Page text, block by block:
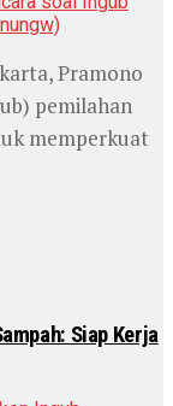
Pramono
pemilahan
memperkuat
Siap Kerja